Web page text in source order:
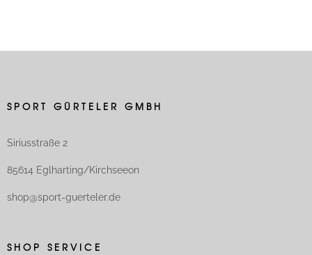
SPORT GÜRTELER GMBH
Siriusstraße 2
85614 Eglharting/Kirchseeon
shop@sport-guerteler.de
SHOP SERVICE